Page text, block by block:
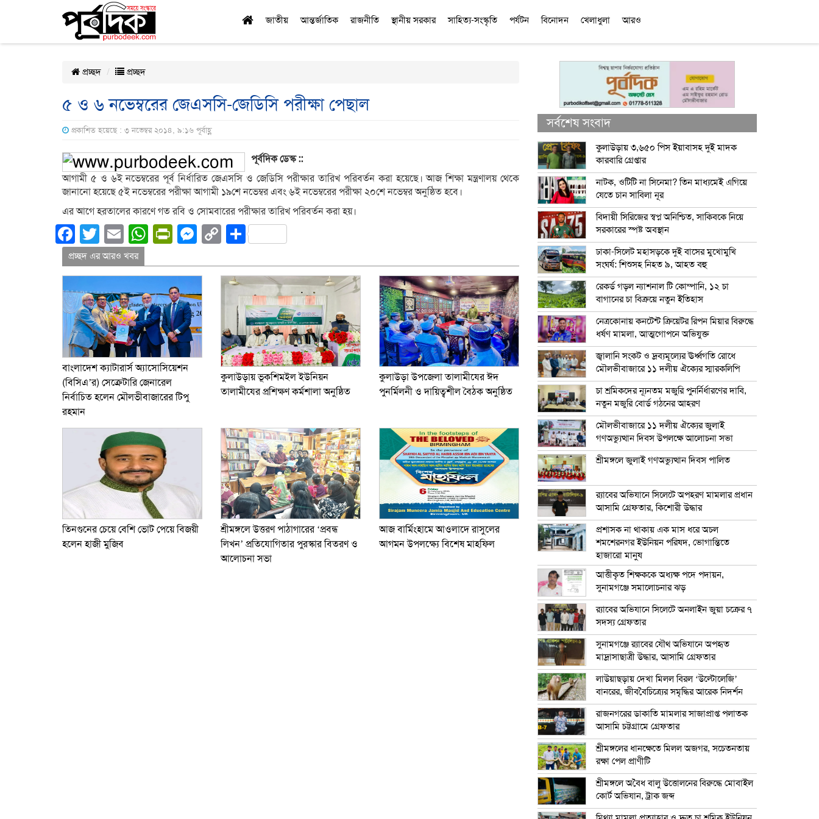
জাতীয় আন্তর্জাতিক রাজনীতি স্থানীয় সরকার সাহিত্য-সংস্কৃতি পর্যটন বিনোদন খেলাধুলা আরও
প্রচ্ছদ প্রচ্ছদ
৫ ও ৬ নভেম্বরের জেএসসি-জেডিসি পরীক্ষা পেছাল
প্রকাশিত হয়েছে : ৩ নভেম্বর ২০১৪, ৯:১৬ পূর্বাহ্ণ
পূর্বদিক ডেস্ক ::
আগামী ৫ ও ৬ই নভেম্বরের পূর্ব নির্ধারিত জেএসসি ও জেডিসি পরীক্ষার তারিখ পরিবর্তন করা হয়েছে। আজ শিক্ষা মন্ত্রণালয় থেকে
জানানো হয়েছে ৫ই নভেম্বরের পরীক্ষা আগামী ১৯শে নভেম্বর এবং ৬ই নভেম্বরের পরীক্ষা ২০শে নভেম্বর অনুষ্ঠিত হবে।
এর আগে হরতালের কারণে গত রবি ও সোমবারের পরীক্ষার তারিখ পরিবর্তন করা হয়।
Facebook
Twitter
EmailWhatsApp
PrintFriendly
Messenger
CopyShare
প্রচ্ছদ এর আরও খবর
বাংলাদেশ ক্যাটারার্স অ্যাসোসিয়েশন
(বিসিএ’র) সেক্রেটারি জেনারেল
নির্বাচিত হলেন মৌলভীবাজারের টিপু
রহমান
কুলাউড়ায় ভূকশিমইল ইউনিয়ন
তালামীযের প্রশিক্ষণ কর্মশালা অনুষ্ঠিত
কুলাউড়া উপজেলা তালামীযের ঈদ
পুনর্মিলনী ও দায়িত্বশীল বৈঠক অনুষ্ঠিত
তিনগুনের চেয়ে বেশি ভোট পেয়ে বিজয়ী
হলেন হাজী মুজিব
শ্রীমঙ্গলে উত্তরণ পাঠাগারের ‘প্রবন্ধ
লিখন’ প্রতিযোগিতার পুরস্কার বিতরণ ও
আলোচনা সভা
আজ বার্মিংহামে আওলাদে রাসুলের
আগমন উপলক্ষ্যে বিশেষ মাহফিল
সর্বশেষ সংবাদ
কুলাউড়ায় ৩,৬৫০ পিস ইয়াবাসহ দুই মাদক
কারবারি গ্রেপ্তার
নাটক, ওটিটি না সিনেমা? তিন মাধ্যমেই এগিয়ে
যেতে চান সাবিলা নূর
বিদায়ী সিরিজের স্বপ্ন অনিশ্চিত, সাকিবকে নিয়ে
সরকারের স্পষ্ট অবস্থান
ঢাকা-সিলেট মহাসড়কে দুই বাসের মুখোমুখি
সংঘর্ষ: শিশুসহ নিহত ৯, আহত বহু
রেকর্ড গড়ল ন্যাশনাল টি কোম্পানি, ১২ চা
বাগানের চা বিক্রয়ে নতুন ইতিহাস
নেত্রকোনায় কনটেন্ট ক্রিয়েটর রিপন মিয়ার বিরুদ্ধে
ধর্ষণ মামলা, আত্মগোপনে অভিযুক্ত
জ্বালানি সংকট ও দ্রব্যমূল্যের ঊর্ধ্বগতি রোধে
মৌলভীবাজারে ১১ দলীয় ঐক্যের স্মারকলিপি
চা শ্রমিকদের ন্যূনতম মজুরি পুনর্নির্ধারণের দাবি,
নতুন মজুরি বোর্ড গঠনের আহরণ
মৌলভীবাজারে ১১ দলীয় ঐক্যের জুলাই
গণঅভ্যুত্থান দিবস উপলক্ষে আলোচনা সভা
শ্রীমঙ্গলে জুলাই গণঅভ্যুত্থান দিবস পালিত
র‍্যাবের অভিযানে সিলেটে অপহরণ মামলার প্রধান
আসামি গ্রেফতার, কিশোরী উদ্ধার
প্রশাসক না থাকায় এক মাস ধরে অচল
শমশেরনগর ইউনিয়ন পরিষদ, ভোগান্তিতে
হাজারো মানুষ
আত্তীকৃত শিক্ষককে অধ্যক্ষ পদে পদায়ন,
সুনামগঞ্জে সমালোচনার ঝড়
র‍্যাবের অভিযানে সিলেটে অনলাইন জুয়া চক্রের ৭
সদস্য গ্রেফতার
সুনামগঞ্জে র‍্যাবের যৌথ অভিযানে অপহৃত
মাদ্রাসাছাত্রী উদ্ধার, আসামি গ্রেফতার
লাউয়াছড়ায় দেখা মিলল বিরল ‘উল্টোলেজি’
বানরের, জীববৈচিত্র্যের সমৃদ্ধির আরেক নিদর্শন
রাজনগরের ডাকাতি মামলার সাজাপ্রাপ্ত পলাতক
আসামি চট্টগ্রামে গ্রেফতার
শ্রীমঙ্গলের ধানক্ষেতে মিলল অজগর, সচেতনতায়
রক্ষা পেল প্রাণীটি
শ্রীমঙ্গলে অবৈধ বালু উত্তোলনের বিরুদ্ধে মোবাইল
কোর্ট অভিযান, ট্রাক জব্দ